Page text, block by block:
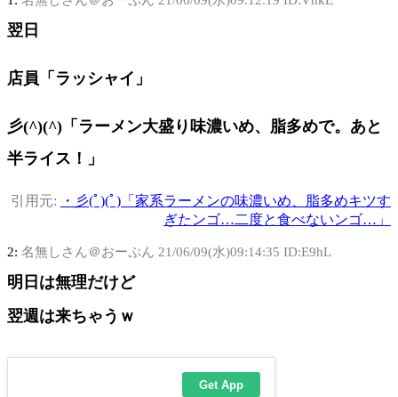
翌日
店員「ラッシャイ」
彡(^)(^)「ラーメン大盛り味濃いめ、脂多めで。あと
半ライス！」
引用元:
・彡(ﾟ)(ﾟ)「家系ラーメンの味濃いめ、脂多めキツす
ぎたンゴ…二度と食べないンゴ…」
2: 名無しさん＠おーぷん 21/06/09(水)09:14:35 ID:E9hL
明日は無理だけど
翌週は来ちゃうｗ